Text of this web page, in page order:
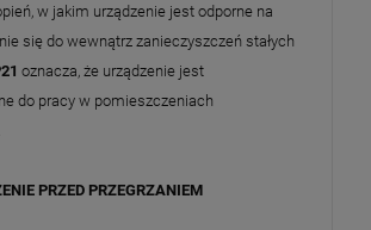
w jakim urządzenie jest odporne na
się do wewnątrz zanieczyszczeń stałych
oznacza, że urządzenie jest
do pracy w pomieszczeniach
PRZED PRZEGRZANIEM